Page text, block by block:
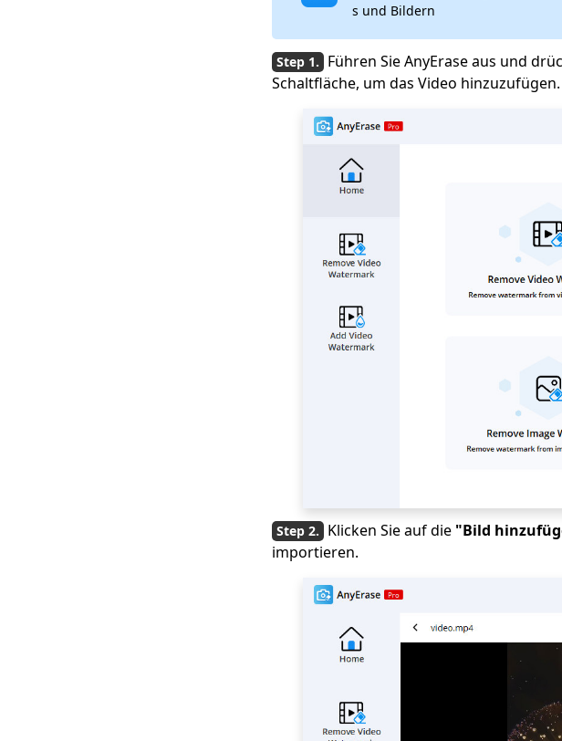
s und Bildern
Führen Sie AnyErase aus und
Schaltfläche, um das Video hinzuzufügen.
Klicken Sie auf die "Bild
importieren.